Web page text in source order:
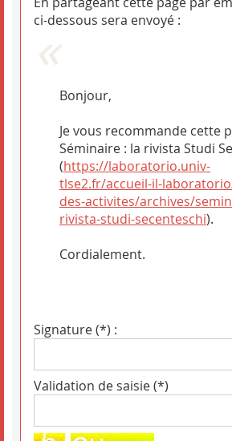
ci-dessous sera envoyé :
Bonjour,
Je vous recommande cette
Séminaire : la rivista Studi
(https://laboratorio.univ-
tlse2.fr/accueil-il-
des-activites/archives/
rivista-studi-secenteschi).
Cordialement.
Signature (*) :
Validation de saisie (*)